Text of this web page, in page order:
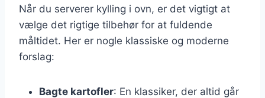
Når du serverer kylling i ovn, er det vigtigt at
vælge det rigtige tilbehør for at fuldende
måltidet. Her er nogle klassiske og moderne
forslag:
Bagte kartofler: En klassiker, der altid går